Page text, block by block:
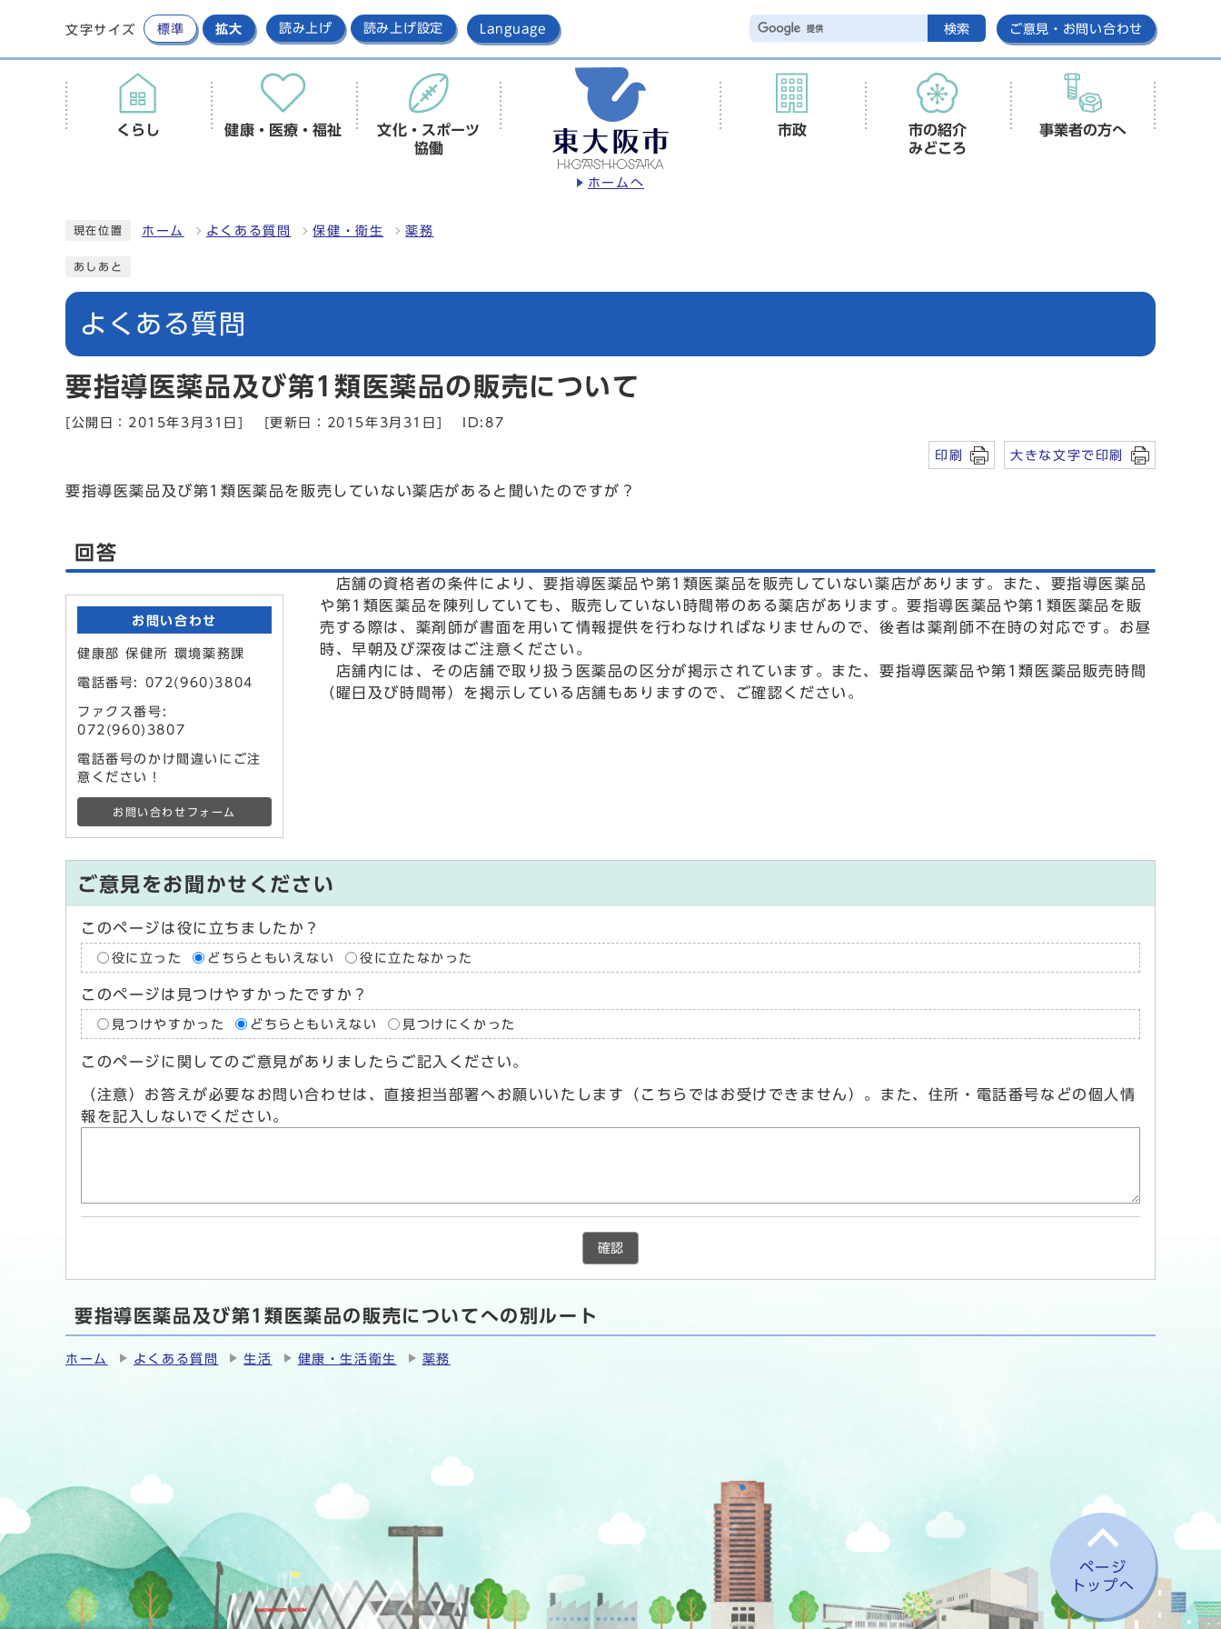
文字サイズ 標準 拡大 読み上げ 読み上げ設定 Language 検索 ご意見・お問い合わせ
ホームへ
くらし 健康・医療・福祉
文化・スポーツ
協働
市政
市の紹介
みどころ
事業者の方へ
現在位置 ホーム よくある質問 保健・衛生 薬務
あしあと
よくある質問
要指導医薬品及び第1類医薬品の販売について
[公開日：2015年3月31日] [更新日：2015年3月31日] ID:87
印刷 大きな文字で印刷
要指導医薬品及び第1類医薬品を販売していない薬店があると聞いたのですが？
回答
店舗の資格者の条件により、要指導医薬品や第1類医薬品を販売していない薬店があります。また、要指導医薬品
や第1類医薬品を陳列していても、販売していない時間帯のある薬店があります。要指導医薬品や第1類医薬品を販
売する際は、薬剤師が書面を用いて情報提供を行わなければなりませんので、後者は薬剤師不在時の対応です。お昼
時、早朝及び深夜はご注意ください。
店舗内には、その店舗で取り扱う医薬品の区分が掲示されています。また、要指導医薬品や第1類医薬品販売時間
（曜日及び時間帯）を掲示している店舗もありますので、ご確認ください。
お問い合わせ
健康部 保健所 環境薬務課
電話番号: 072(960)3804
ファクス番号:
072(960)3807
電話番号のかけ間違いにご注
意ください！
お問い合わせフォーム
ご意見をお聞かせください
このページは役に立ちましたか？
役に立った どちらともいえない 役に立たなかった
このページは見つけやすかったですか？
見つけやすかった どちらともいえない 見つけにくかった
このページに関してのご意見がありましたらご記入ください。
（注意）お答えが必要なお問い合わせは、直接担当部署へお願いいたします（こちらではお受けできません）。また、住所・電話番号などの個人情
報を記入しないでください。
確認
要指導医薬品及び第1類医薬品の販売についてへの別ルート
ホーム よくある質問 生活 健康・生活衛生 薬務
ページ
トップへ